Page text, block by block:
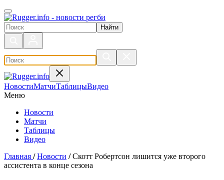
Поиск по сайту
НовостиМатчиТаблицыВидео
Меню
Новости
Матчи
Таблицы
Видео
Главная / Новости / Скотт Робертсон лишится уже второго
ассистента в конце сезона